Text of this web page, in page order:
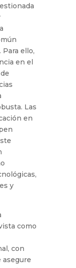
ello,
en el
Las
en
y
como
con
asegure